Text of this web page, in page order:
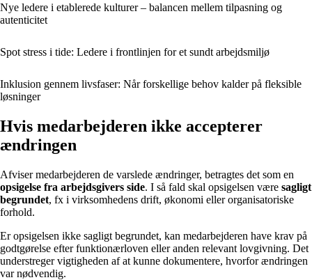
Nye ledere i etablerede kulturer – balancen mellem tilpasning og
autenticitet
Spot stress i tide: Ledere i frontlinjen for et sundt arbejdsmiljø
Inklusion gennem livsfaser: Når forskellige behov kalder på fleksible
løsninger
Hvis medarbejderen ikke accepterer
ændringen
Afviser medarbejderen de varslede ændringer, betragtes det som en
opsigelse fra arbejdsgivers side. I så fald skal opsigelsen være sagligt
begrundet, fx i virksomhedens drift, økonomi eller organisatoriske
forhold.
Er opsigelsen ikke sagligt begrundet, kan medarbejderen have krav på
godtgørelse efter funktionærloven eller anden relevant lovgivning. Det
understreger vigtigheden af at kunne dokumentere, hvorfor ændringen
var nødvendig.